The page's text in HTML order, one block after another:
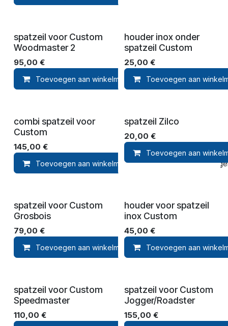
spatzeil voor Custom
Woodmaster 2
95,00 €
Toevoegen aan winkelmandje Toevoegen aan
houder inox onder
spatzeil Custom
25,00 €
Toevoegen aan
combi spatzeil voor
Custom
145,00 €
Toevoegen aan winkelmandje
spatzeil Zilco
20,00 €
Toevoegen aan
spatzeil voor Custom
Grosbois
79,00 €
Toevoegen aan winkelmandje Toevoegen aan
houder voor spatzeil
inox Custom
45,00 €
Toevoegen aan
spatzeil voor Custom
Speedmaster
110,00 €
spatzeil voor Custom
Jogger/Roadster
155,00 €